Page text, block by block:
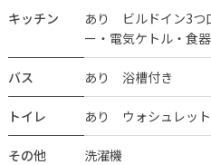
キッチン
あり ビルドイン3つ
ー・電気ケトル・食
バス あり 浴槽付き
トイレ あり ウォシュレッ
その他
洗濯機